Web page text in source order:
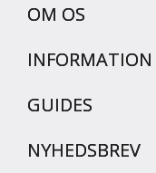
OM OS
INFORMATION
GUIDES
NYHEDSBREV